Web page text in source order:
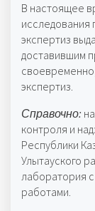
В настоящее
исследования
экспертиз
доставившим
экспертиз.
Справочно:
контроля и
Республики
Улытауского
лаборатория
работами.